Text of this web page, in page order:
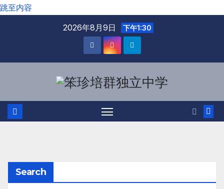
跳至内容
2026年8月9日
下午1:30
Search